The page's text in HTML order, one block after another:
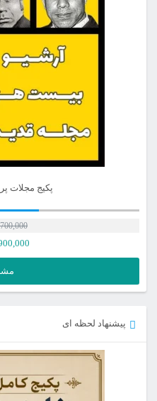
پکیج مجلات
پیشنهاد لحظه ای